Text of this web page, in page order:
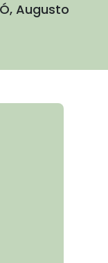
Augusto